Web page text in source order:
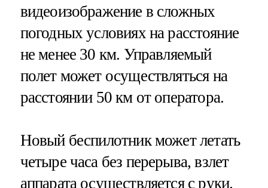
видеоизображение в сложных
погодных условиях на расстояние
не менее 30 км. Управляемый
полет может осуществляться на
расстоянии 50 км от оператора.
Новый беспилотник может летать
четыре часа без перерыва, взлет
аппарата осуществляется с руки.